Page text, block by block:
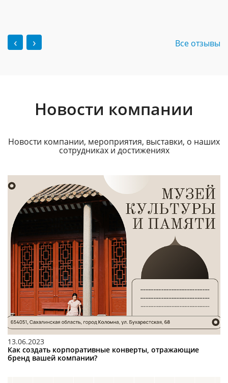
‹ › Все отзывы
Новости компании
Новости компании, мероприятия, выставки, о наших
сотрудниках и достижениях
13.06.2023
Как создать корпоративные конверты, отражающие
бренд вашей компании?